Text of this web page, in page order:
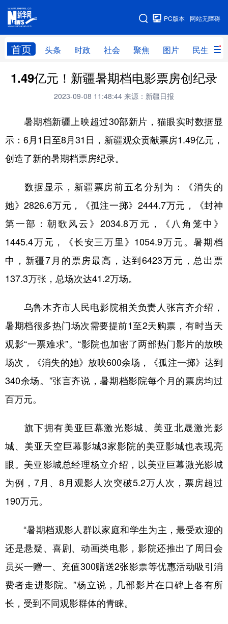
网站无障碍
PC版本
首页 头条 时政 社会 聚焦 图片 民生
网站地图
头条 时政 社会 聚焦
民生 访谈
访惠聚 专题 服务 援疆
云游新疆 云端悦读 云看书画 光影新疆
人事频道 融媒体联播
地方频道
北京 天津 河北 山西
辽宁 吉林 上海 江苏
浙江 安徽 福建 江西
广东 广西 海南 重庆
四川 贵州 云南 西藏
新疆 内蒙古 黑龙江
English Español عربى
日本語
Deutsch Português
1.49亿元！新疆暑期档电影票房创纪录
2023-09-08 11:48:44 来源：新疆日报
暑期档新疆上映超过30部新片，猫眼实时数据显
示：6月1日至8月31日，新疆观众贡献票房1.49亿元，
创造了新的暑期档票房纪录。
数据显示，新疆票房前五名分别为：《消失的
她》2826.6万元，《孤注一掷》2444.7万元，《封神
第一部：朝歌风云》2034.8万元，《八角笼中》
1445.4万元，《长安三万里》1054.9万元。暑期档
中，新疆7月的票房最高，达到6423万元，总出票
137.3万张，总场次达41.2万场。
乌鲁木齐市人民电影院相关负责人张言齐介绍，
暑期档很多热门场次需要提前1至2天购票，有时当天
观影“一票难求”。“影院也加密了两部热门影片的放映
场次，《消失的她》放映600余场，《孤注一掷》达到
340余场。”张言齐说，暑期档影院每个月的票房均过
百万元。
旗下拥有美亚巨幕激光影城、美亚北晟激光影
城、美亚天空巨幕影城3家影院的美亚影城也表现亮
眼。美亚影城总经理杨立介绍，以美亚巨幕激光影城
为例，7月、8月观影人次突破5.2万人次，票房超过
190万元。
“暑期档观影人群以家庭和学生为主，最受欢迎的
还是悬疑、喜剧、动画类电影，影院还推出了周日会
员买一赠一、充值300赠送2张影票等优惠活动吸引消
费者走进影院。”杨立说，几部影片在口碑上各有所
长，受到不同观影群体的青睐。